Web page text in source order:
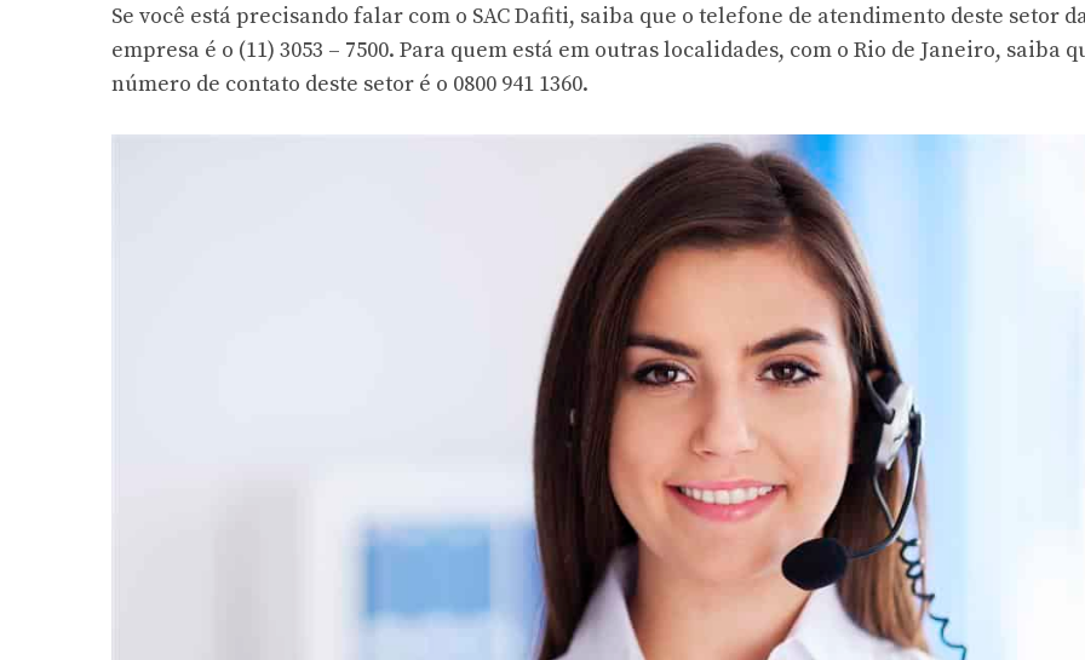
Se você está precisando falar com o SAC Dafiti, saiba que o telefone de atendimento deste setor
empresa é o (11) 3053 – 7500. Para quem está em outras localidades, com o Rio de Janeiro, saiba
número de contato deste setor é o 0800 941 1360.